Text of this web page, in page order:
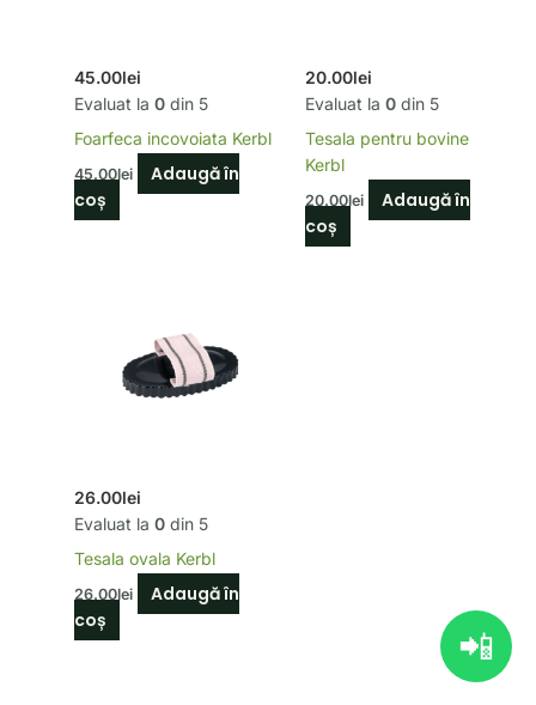
45.00lei
Evaluat la 0 din 5
Foarfeca incovoiata Kerbl
45.00lei
Adaugă în
coș
20.00lei
Evaluat la 0 din 5
Tesala pentru bovine
Kerbl
20.00lei
Adaugă în
coș
26.00lei
Evaluat la 0 din 5
Tesala ovala Kerbl
26.00lei
Adaugă în
coș
📲